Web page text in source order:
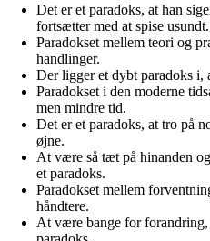
Det er et paradoks, at han
fortsætter med at spise usundt.
Paradokset mellem teori og
handlinger.
Der ligger et dybt paradoks
Paradokset i den moderne
men mindre tid.
Det er et paradoks, at tro på
øjne.
At være så tæt på hinanden
et paradoks.
Paradokset mellem
håndtere.
At være bange for